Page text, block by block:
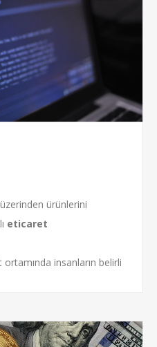
ürünlerini
eticaret
insanların belirli
web siteleri şu anda